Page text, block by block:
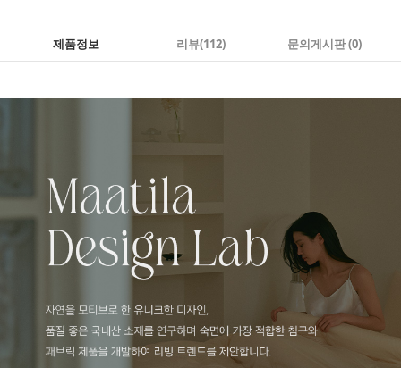
제품정보 리뷰(112) 문의게시판 (0)